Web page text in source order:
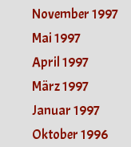
November 1997
Mai 1997
April 1997
März 1997
Januar 1997
Oktober 1996